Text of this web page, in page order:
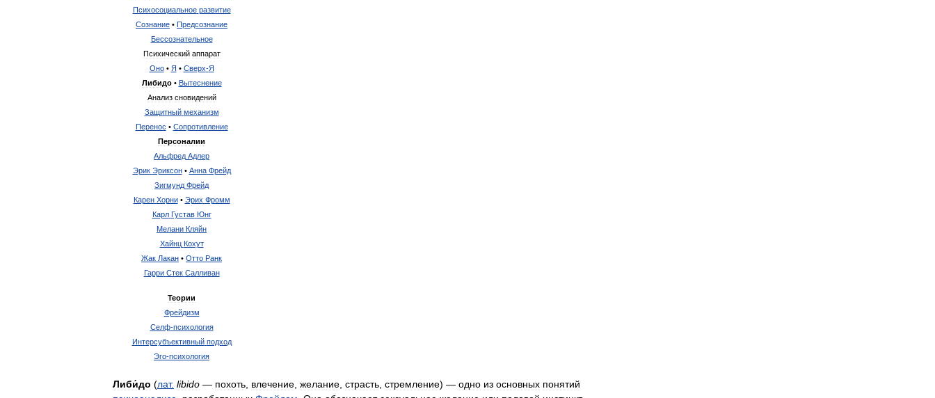
Психосоциальное развитие
Сознание • Предсознание
Бессознательное
Психический аппарат
Оно• Я • Сверх-Я
Либидо• Вытеснение
Анализ сновидений
Защитный механизм
Перенос • Сопротивление
Персоналии
Альфред Адлер
Эрик Эриксон• Анна Фрейд
Зигмунд Фрейд
Карен Хорни• Эрих Фромм
Карл Густав Юнг
Мелани Кляйн
Хайнц Кохут
Жак Лакан • Отто Ранк
Гарри Стек Салливан
Теории
Фрейдизм
Селф-психология
Интерсубъективный подход
Эго-психология
Либи́до (лат. libido — похоть влечение желание страсть стремление) — одно из основных понятий